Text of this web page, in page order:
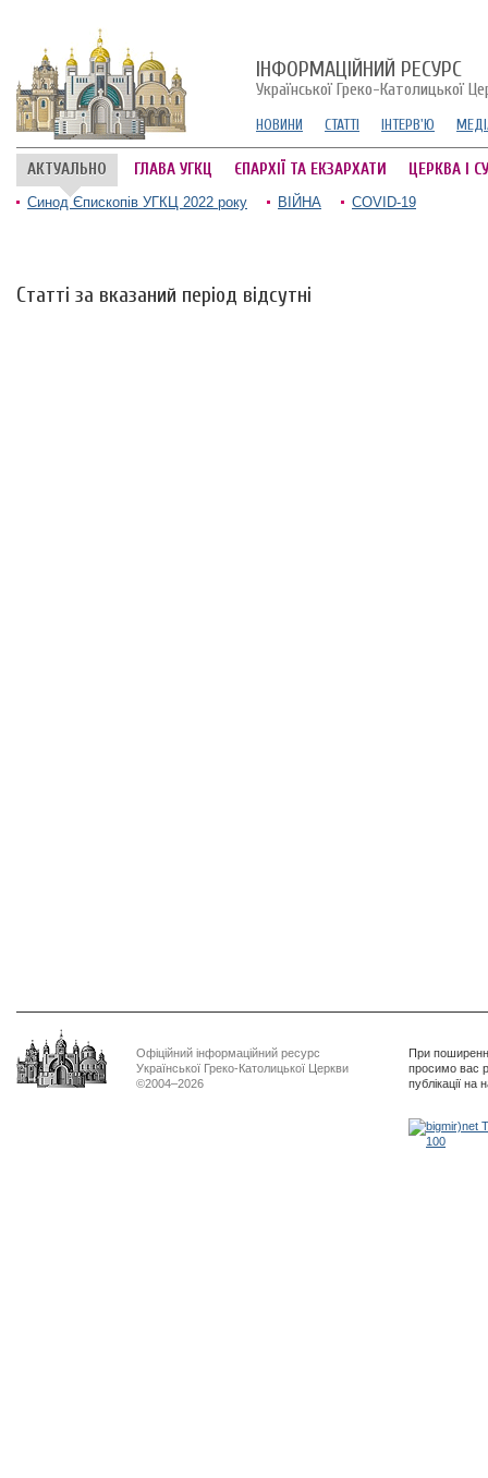
ІНФОРМАЦІЙНИЙ РЕСУРС
Української Греко-Католицької
НОВИНИ СТАТТІ ІНТЕРВ'Ю
АКТУАЛЬНО ГЛАВА УГКЦ ЄПАРХІЇ ТА ЕКЗАРХАТИ ЦЕРКВА І
Синод Єпископів УГКЦ 2022 року ВІЙНА COVID-19
Статті за вказаний період відсутні
Офіційний інформаційний ресурс
Української Греко-Католицької Церкви
©2004–2026
При
просимо вас
публікації на